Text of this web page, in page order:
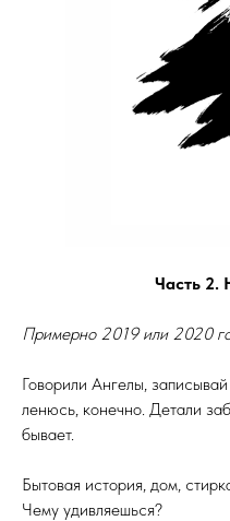
Часть 2.
Примерно 2019 или 2020
Говорили Ангелы,
ленюсь, конечно. Детали
бывает.
Бытовая история, дом,
Чему удивляешься?